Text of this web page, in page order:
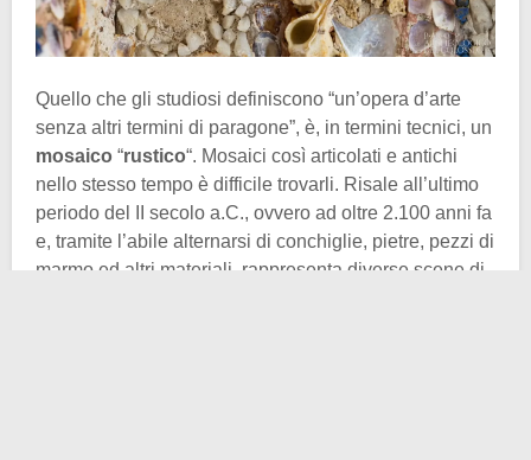
Quello che gli studiosi definiscono “un’opera d’arte
senza altri termini di paragone”, è, in termini tecnici, un
mosaico “rustico“. Mosaici così articolati e antichi
nello stesso tempo è difficile trovarli. Risale all’ultimo
periodo del II secolo a.C., ovvero ad oltre 2.100 anni fa
e, tramite l’abile alternarsi di conchiglie, pietre, pezzi di
marmo ed altri materiali, rappresenta diverse scene di